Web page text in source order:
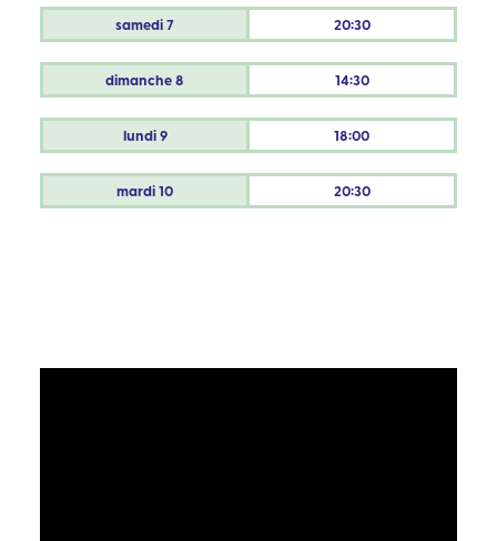
samedi7 20:30
dimanche8 14:30
lundi9 18:00
mardi10 20:30